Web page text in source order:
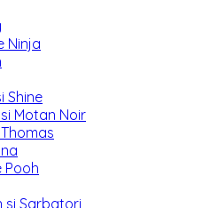
Ninja
Shine
Motan Noir
Pooh
si Sarbatori